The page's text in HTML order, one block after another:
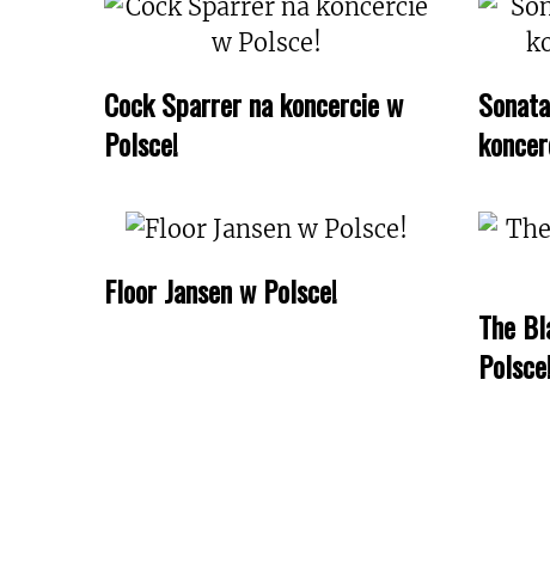
Cock Sparrer na koncercie w
Polsce!
Floor Jansen w Polsce!
The